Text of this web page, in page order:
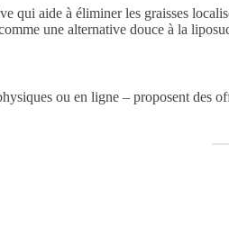
qui aide à éliminer les graisses
une alternative douce à la
ou en ligne – proposent des